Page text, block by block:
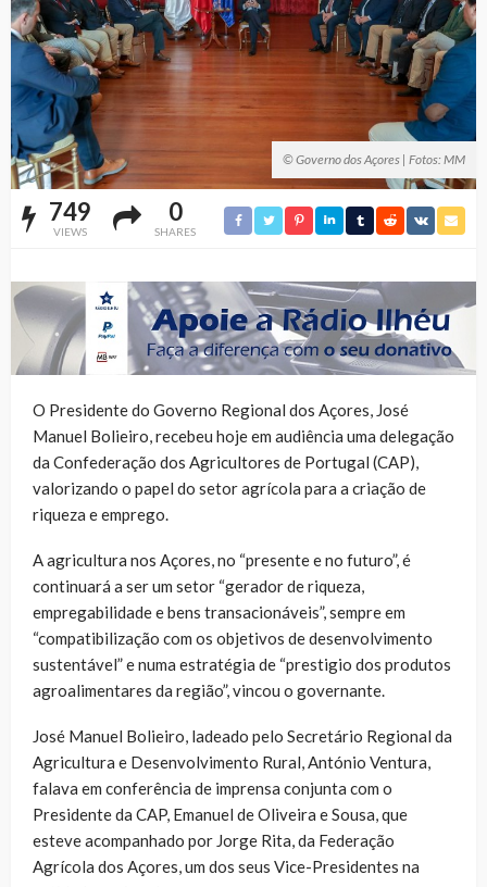
© Governo dos Açores | Fotos: MM
749
VIEWS
0
SHARES
O Presidente do Governo Regional dos Açores, José
Manuel Bolieiro, recebeu hoje em audiência uma delegação
da Confederação dos Agricultores de Portugal (CAP),
valorizando o papel do setor agrícola para a criação de
riqueza e emprego.
A agricultura nos Açores, no “presente e no futuro”, é
continuará a ser um setor “gerador de riqueza,
empregabilidade e bens transacionáveis”, sempre em
“compatibilização com os objetivos de desenvolvimento
sustentável” e numa estratégia de “prestigio dos produtos
agroalimentares da região”, vincou o governante.
José Manuel Bolieiro, ladeado pelo Secretário Regional da
Agricultura e Desenvolvimento Rural, António Ventura,
falava em conferência de imprensa conjunta com o
Presidente da CAP, Emanuel de Oliveira e Sousa, que
esteve acompanhado por Jorge Rita, da Federação
Agrícola dos Açores, um dos seus Vice-Presidentes na